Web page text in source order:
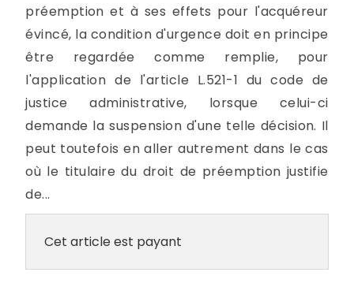
préemption et à ses effets pour l'acquéreur
évincé, la condition d'urgence doit en principe
être regardée comme remplie, pour
l'application de l'article L.521-1 du code de
justice administrative, lorsque celui-ci
demande la suspension d'une telle décision. Il
peut toutefois en aller autrement dans le cas
où le titulaire du droit de préemption justifie
de...
Cet article est payant